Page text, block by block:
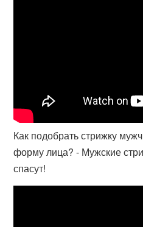
Как подобрать стрижку
форму лица? - Мужские
спасут!